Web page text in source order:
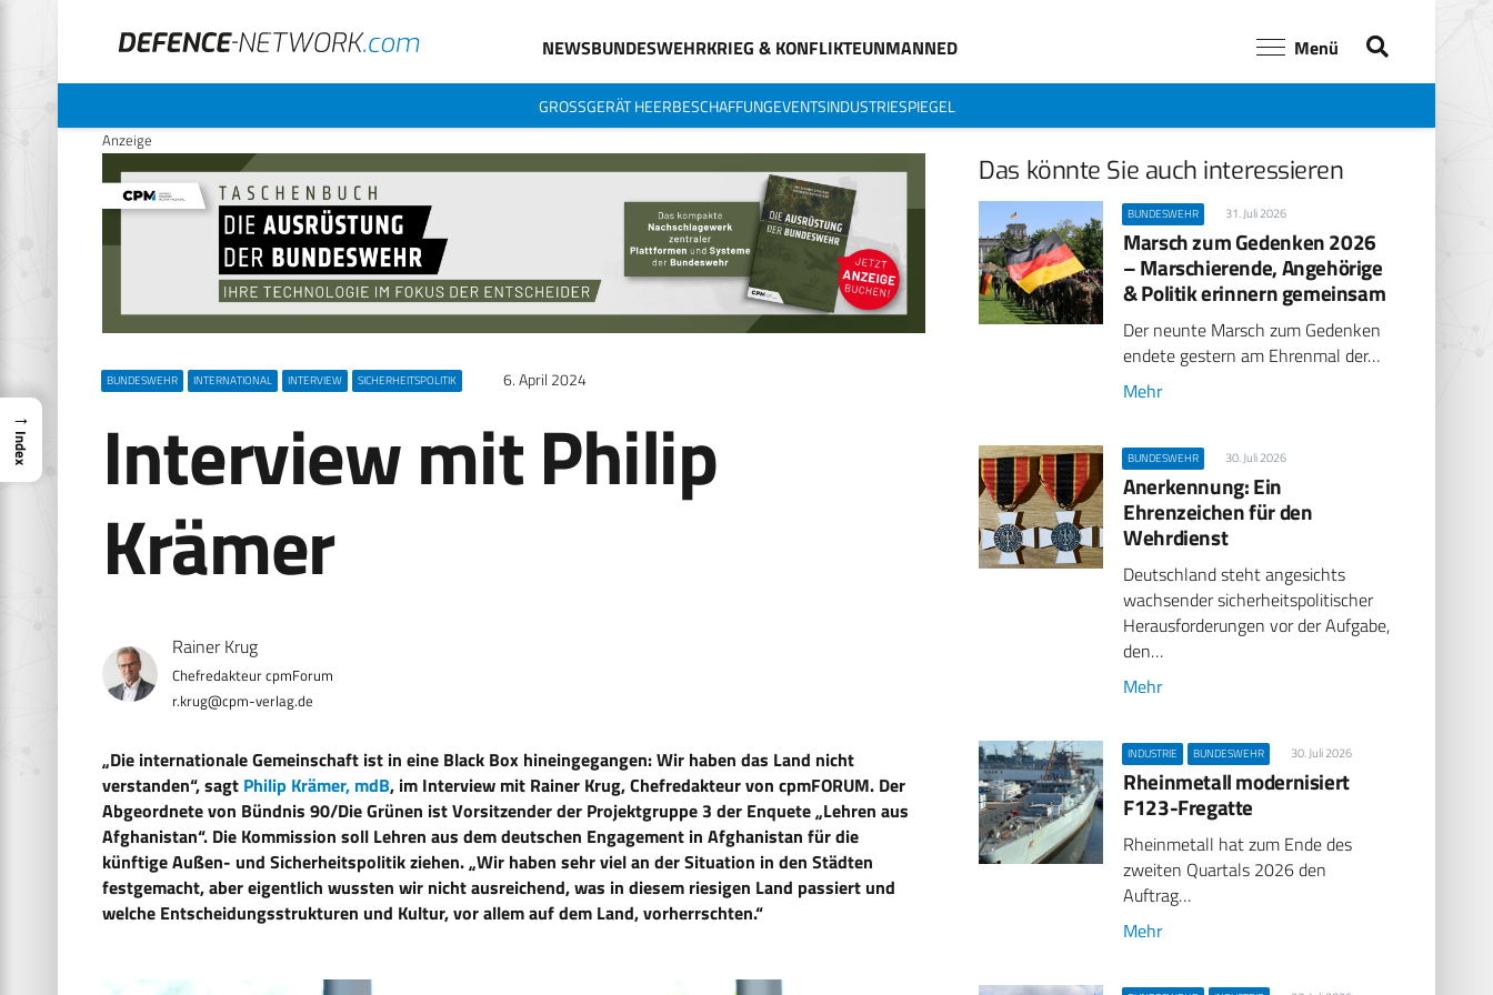
NEWSBUNDESWEHRKRIEG & KONFLIKTEUNMANNED Menü
GROSSGERÄT HEERBESCHAFFUNGEVENTSINDUSTRIESPIEGEL
Anzeige
BUNDESWEHR INTERNATIONAL INTERVIEW SICHERHEITSPOLITIK 6. April 2024
Interview mit Philip
Krämer
Rainer Krug
r.krug@cpm-verlag.de
„Die internationale Gemeinschaft ist in eine Black Box hineingegangen: Wir haben das Land nicht
verstanden“, sagt Philip Krämer, mdB, im Interview mit Rainer Krug, Chefredakteur von cpmFORUM. Der
Abgeordnete von Bündnis 90/Die Grünen ist Vorsitzender der Projektgruppe 3 der Enquete „Lehren aus
Afghanistan“. Die Kommission soll Lehren aus dem deutschen Engagement in Afghanistan für die
künftige Außen- und Sicherheitspolitik ziehen. „Wir haben sehr viel an der Situation in den Städten
festgemacht, aber eigentlich wussten wir nicht ausreichend, was in diesem riesigen Land passiert und
welche Entscheidungsstrukturen und Kultur, vor allem auf dem Land, vorherrschten.“
Das könnte Sie auch interessieren
BUNDESWEHR 31. Juli 2026
Marsch zum Gedenken 2026
– Marschierende, Angehörige
& Politik erinnern gemeinsam
Der neunte Marsch zum Gedenken
endete gestern am Ehrenmal der…
Mehr
BUNDESWEHR 30. Juli 2026
Anerkennung: Ein
Ehrenzeichen für den
Wehrdienst
Deutschland steht angesichts
wachsender sicherheitspolitischer
Herausforderungen vor der Aufgabe,
den…
Mehr
INDUSTRIE BUNDESWEHR 30. Juli 2026
Rheinmetall modernisiert
F123-Fregatte
Rheinmetall hat zum Ende des
zweiten Quartals 2026 den
Auftrag…
Mehr
→
Index